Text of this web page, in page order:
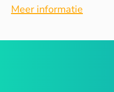
Meer informatie